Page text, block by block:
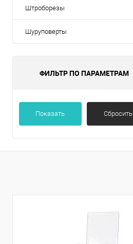
Штроборезы
Шуруповерты
ФИЛЬТР ПО ПАРАМЕТРАМ
Показать Сбросить